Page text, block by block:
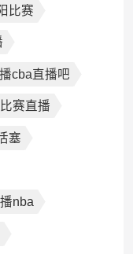
比赛
cba直播吧
赛直播
塞
nba